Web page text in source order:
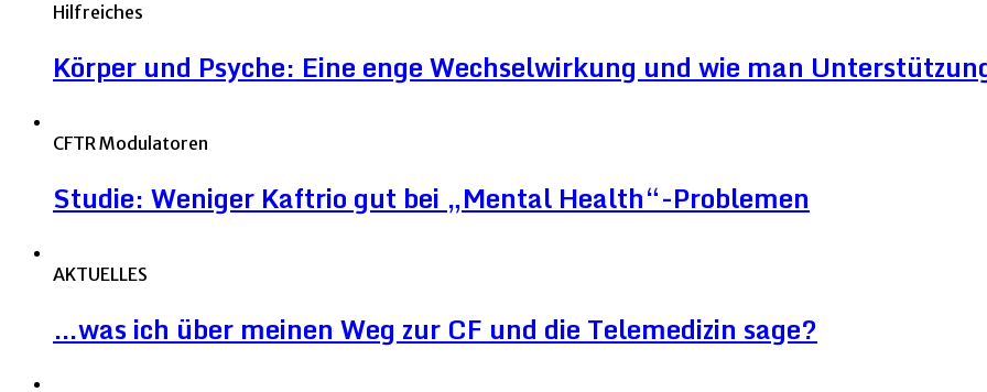
Hilfreiches
Körper und Psyche: Eine enge Wechselwirkung und wie man
CFTR Modulatoren
Studie: Weniger Kaftrio gut bei „Mental Health“-Problemen
AKTUELLES
…was ich über meinen Weg zur CF und die Telemedizin sage?